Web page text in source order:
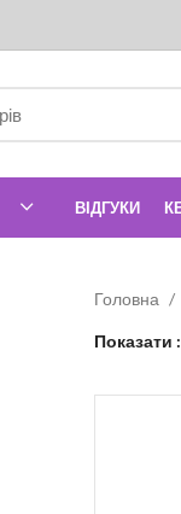
ВІДГУКИ
Головна
Показати